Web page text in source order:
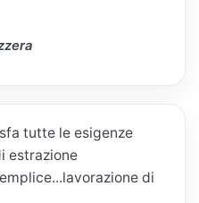
tutte le esigenze
estrazione
di